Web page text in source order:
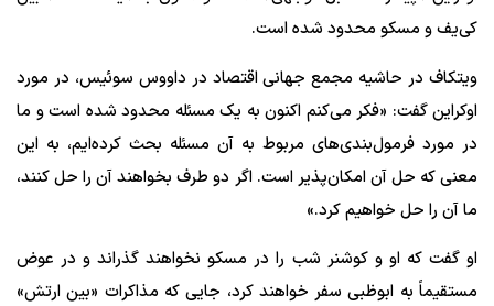
کی‌یف و مسکو محدود شده است.
ویتکاف در حاشیه مجمع جهانی اقتصاد در داووس سوئیس، در مورد
اوکراین گفت: «فکر می‌کنم اکنون به یک مسئله محدود شده است و ما
در مورد فرمول‌بندی‌های مربوط به آن مسئله بحث کرده‌ایم، به این
معنی که حل آن امکان‌پذیر است. اگر دو طرف بخواهند آن را حل کنند،
ما آن را حل خواهیم کرد.»
او گفت که او و کوشنر شب را در مسکو نخواهند گذراند و در عوض
مستقیماً به ابوظبی سفر خواهند کرد، جایی که مذاکرات «بین ارتش»